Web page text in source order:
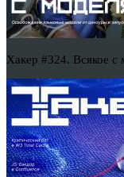
Хакер #324. Всякое с